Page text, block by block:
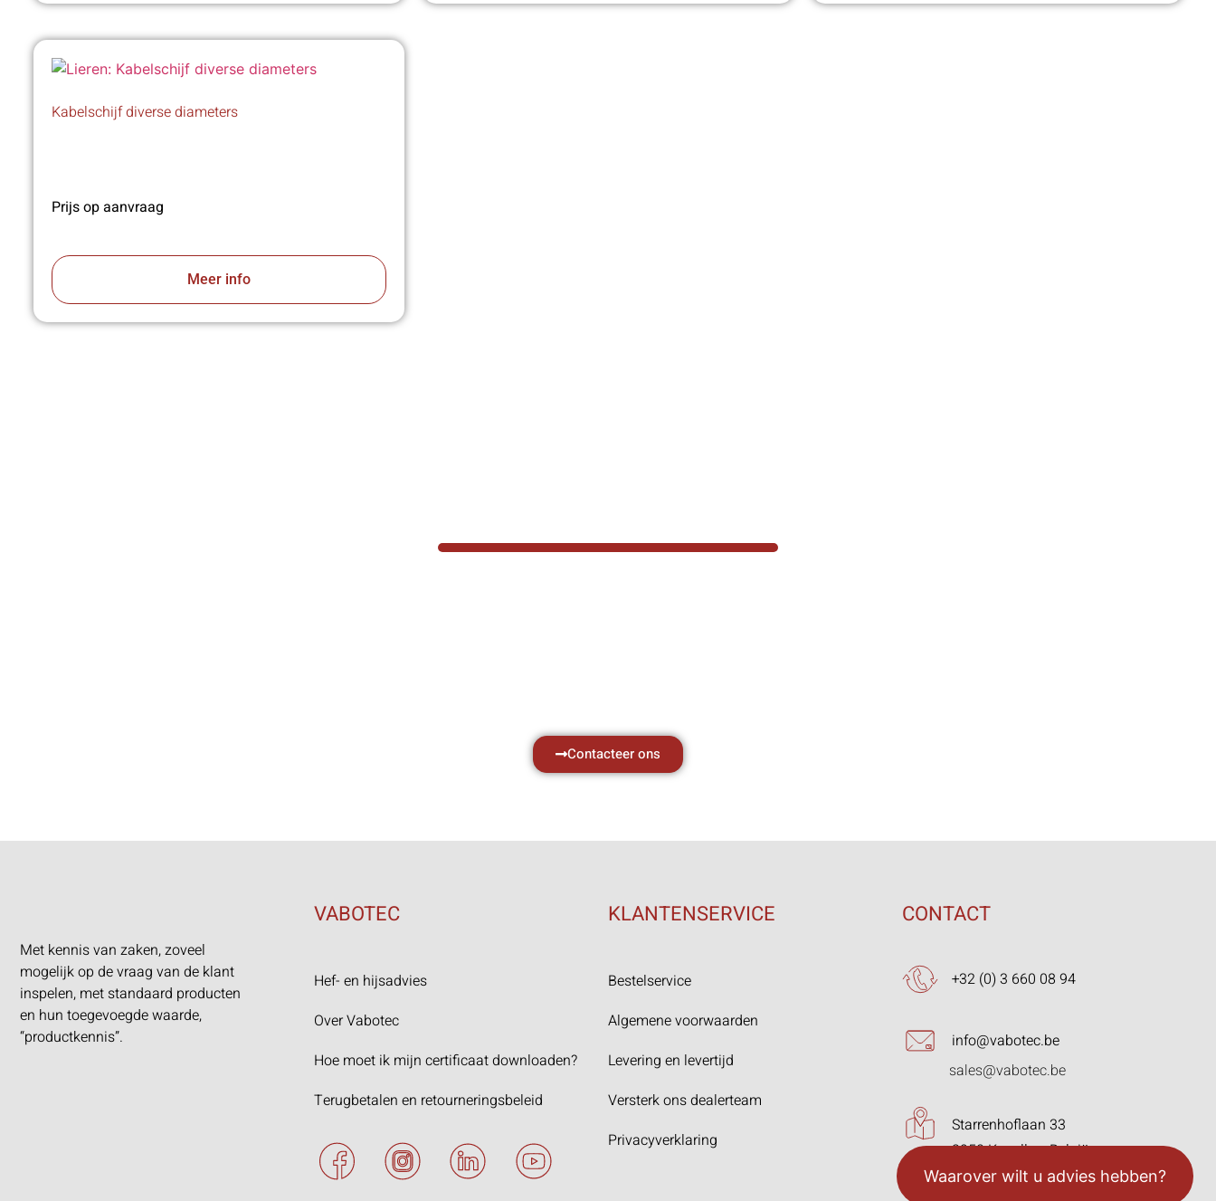
Waarover wilt u advies hebben?
Kabelschijf diverse diameters
Prijs op aanvraag
Meer info
Contacteer ons
Met kennis van zaken, zoveel
mogelijk op de vraag van de klant
inspelen, met standaard producten
en hun toegevoegde waarde,
“productkennis”.
VABOTEC
Hef- en hijsadvies
Over Vabotec
Hoe moet ik mijn certificaat downloaden?
Terugbetalen en retourneringsbeleid
KLANTENSERVICE
Bestelservice
Algemene voorwaarden
Levering en levertijd
Versterk ons dealerteam
Privacyverklaring
CONTACT
+32 (0) 3 660 08 94
info@vabotec.be
sales@vabotec.be
Starrenhoflaan 33
2950 Kapellen, België